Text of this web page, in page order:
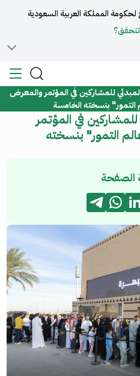
للمشاركين في المؤتمر والمعرض
التمور" بنسخته الخامسة
في المؤتمر
التمور" بنسخته
الصفحة